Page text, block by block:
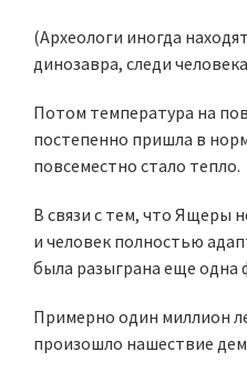
(Археологи иногда
динозавра, следи
Потом температура на
постепенно пришла в
повсеместно стало тепло.
В связи с тем, что Ящеры
и человек полностью
была разыграна еще одна
Примерно один миллион
произошло нашествие